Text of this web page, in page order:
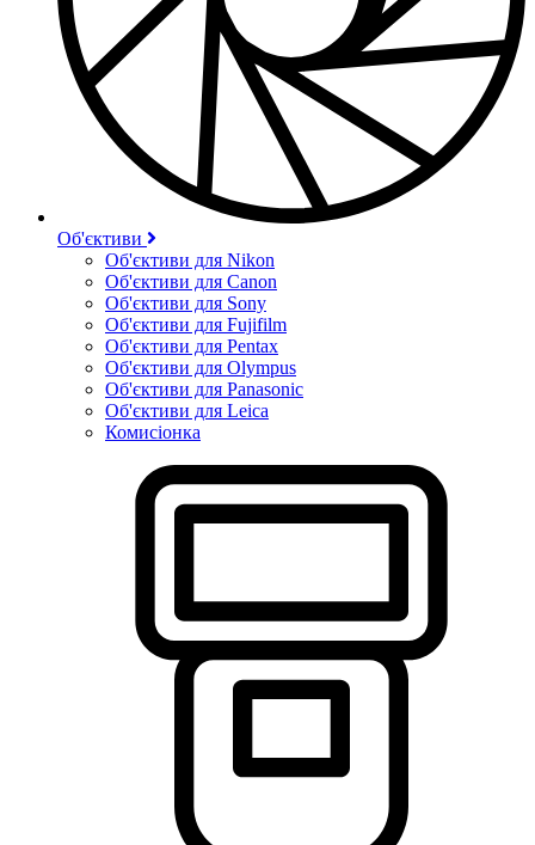
Об'єктиви
Об'єктиви для Nikon
Об'єктиви для Canon
Об'єктиви для Sony
Об'єктиви для Fujifilm
Об'єктиви для Pentax
Об'єктиви для Olympus
Об'єктиви для Panasonic
Об'єктиви для Leica
Комисіонка